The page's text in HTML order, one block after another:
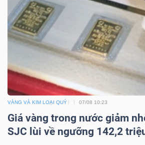
VÀNG VÀ KIM LOẠI QUÝ 07/08 10:23
Giá vàng trong nước giảm
SJC lùi về ngưỡng 142,2
CÔNG
NGHIỆP
TIÊU
KHÔNG
THIẾT